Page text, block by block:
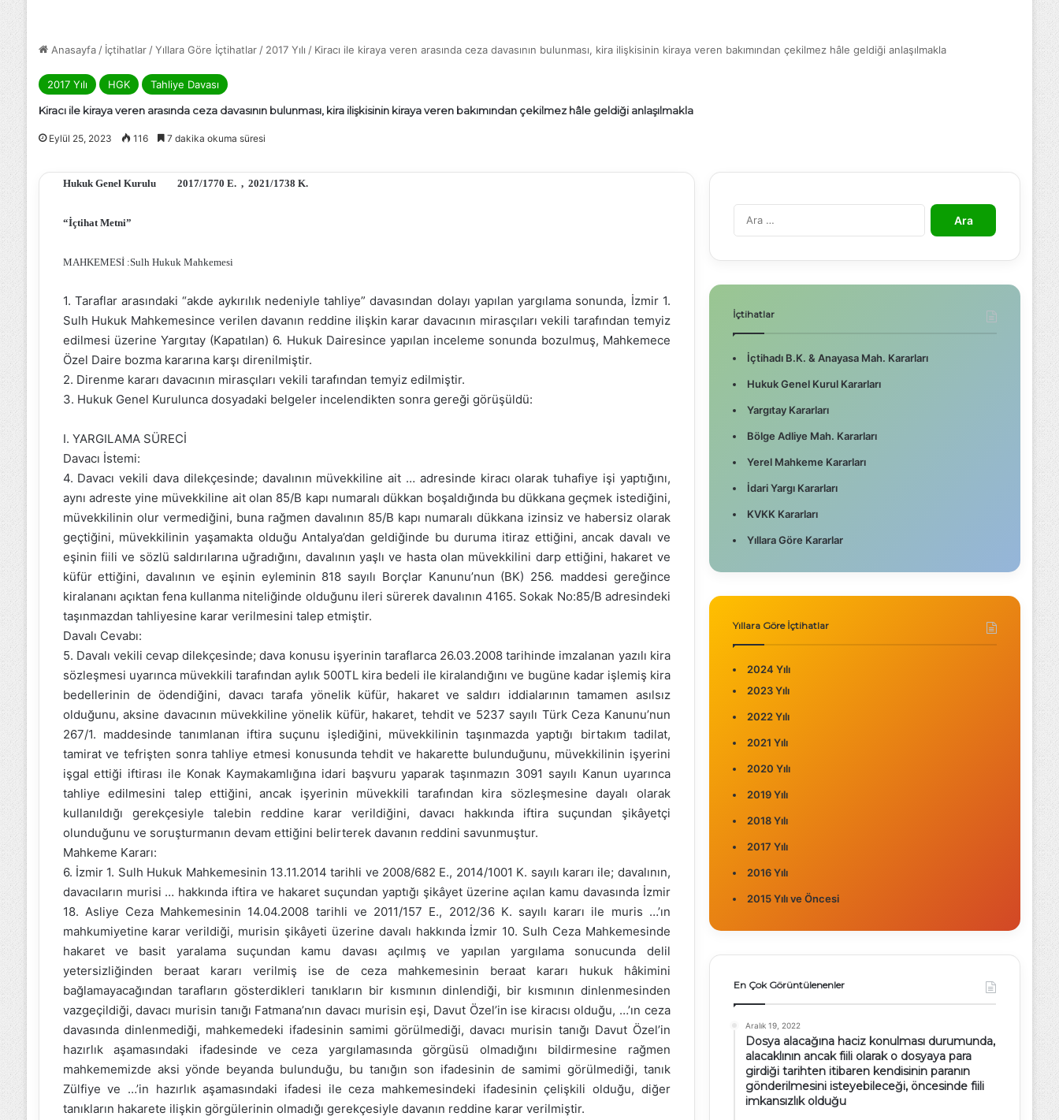
Anasayfa / İçtihatlar / Yıllara Göre İçtihatlar / 2017 Yılı / Kiracı ile kiraya veren arasında ceza davasının bulunması, kira ilişkisinin kiraya veren bakımından çekilmez hâle geldiği anlaşılmakla
2017 Yılı HGK Tahliye Davası
Kiracı ile kiraya veren arasında ceza davasının bulunması, kira ilişkisinin kiraya veren bakımından çekilmez hâle geldiği anlaşılmakla
Eylül 25, 2023 116 7 dakika okuma süresi
Hukuk Genel Kurulu 2017/1770 E. , 2021/1738 K.
“İçtihat Metni”
MAHKEMESİ :Sulh Hukuk Mahkemesi
1. Taraflar arasındaki “akde aykırılık nedeniyle tahliye” davasından dolayı yapılan yargılama sonunda, İzmir 1.
Sulh Hukuk Mahkemesince verilen davanın reddine ilişkin karar davacının mirasçıları vekili tarafından temyiz
edilmesi üzerine Yargıtay (Kapatılan) 6. Hukuk Dairesince yapılan inceleme sonunda bozulmuş, Mahkemece
Özel Daire bozma kararına karşı direnilmiştir.
2. Direnme kararı davacının mirasçıları vekili tarafından temyiz edilmiştir.
3. Hukuk Genel Kurulunca dosyadaki belgeler incelendikten sonra gereği görüşüldü:
I. YARGILAMA SÜRECİ
Davacı İstemi:
4. Davacı vekili dava dilekçesinde; davalının müvekkiline ait … adresinde kiracı olarak tuhafiye işi yaptığını,
aynı adreste yine müvekkiline ait olan 85/B kapı numaralı dükkan boşaldığında bu dükkana geçmek istediğini,
müvekkilinin olur vermediğini, buna rağmen davalının 85/B kapı numaralı dükkana izinsiz ve habersiz olarak
geçtiğini, müvekkilinin yaşamakta olduğu Antalya’dan geldiğinde bu duruma itiraz ettiğini, ancak davalı ve
eşinin fiili ve sözlü saldırılarına uğradığını, davalının yaşlı ve hasta olan müvekkilini darp ettiğini, hakaret ve
küfür ettiğini, davalının ve eşinin eyleminin 818 sayılı Borçlar Kanunu’nun (BK) 256. maddesi gereğince
kiralananı açıktan fena kullanma niteliğinde olduğunu ileri sürerek davalının 4165. Sokak No:85/B adresindeki
taşınmazdan tahliyesine karar verilmesini talep etmiştir.
Davalı Cevabı:
5. Davalı vekili cevap dilekçesinde; dava konusu işyerinin taraflarca 26.03.2008 tarihinde imzalanan yazılı kira
sözleşmesi uyarınca müvekkili tarafından aylık 500TL kira bedeli ile kiralandığını ve bugüne kadar işlemiş kira
bedellerinin de ödendiğini, davacı tarafa yönelik küfür, hakaret ve saldırı iddialarının tamamen asılsız
olduğunu, aksine davacının müvekkiline yönelik küfür, hakaret, tehdit ve 5237 sayılı Türk Ceza Kanunu’nun
267/1. maddesinde tanımlanan iftira suçunu işlediğini, müvekkilinin taşınmazda yaptığı birtakım tadilat,
tamirat ve tefrişten sonra tahliye etmesi konusunda tehdit ve hakarette bulunduğunu, müvekkilinin işyerini
işgal ettiği iftirası ile Konak Kaymakamlığına idari başvuru yaparak taşınmazın 3091 sayılı Kanun uyarınca
tahliye edilmesini talep ettiğini, ancak işyerinin müvekkili tarafından kira sözleşmesine dayalı olarak
kullanıldığı gerekçesiyle talebin reddine karar verildiğini, davacı hakkında iftira suçundan şikâyetçi
olunduğunu ve soruşturmanın devam ettiğini belirterek davanın reddini savunmuştur.
Mahkeme Kararı:
6. İzmir 1. Sulh Hukuk Mahkemesinin 13.11.2014 tarihli ve 2008/682 E., 2014/1001 K. sayılı kararı ile; davalının,
davacıların murisi … hakkında iftira ve hakaret suçundan yaptığı şikâyet üzerine açılan kamu davasında İzmir
18. Asliye Ceza Mahkemesinin 14.04.2008 tarihli ve 2011/157 E., 2012/36 K. sayılı kararı ile muris …’ın
mahkumiyetine karar verildiği, murisin şikâyeti üzerine davalı hakkında İzmir 10. Sulh Ceza Mahkemesinde
hakaret ve basit yaralama suçundan kamu davası açılmış ve yapılan yargılama sonucunda delil
yetersizliğinden beraat kararı verilmiş ise de ceza mahkemesinin beraat kararı hukuk hâkimini
bağlamayacağından tarafların gösterdikleri tanıkların bir kısmının dinlendiği, bir kısmının dinlenmesinden
vazgeçildiği, davacı murisin tanığı Fatmana’nın davacı murisin eşi, Davut Özel’in ise kiracısı olduğu, …’ın ceza
davasında dinlenmediği, mahkemedeki ifadesinin samimi görülmediği, davacı murisin tanığı Davut Özel’in
hazırlık aşamasındaki ifadesinde ve ceza yargılamasında görgüsü olmadığını bildirmesine rağmen
mahkememizde aksi yönde beyanda bulunduğu, bu tanığın son ifadesinin de samimi görülmediği, tanık
Zülfiye ve …’in hazırlık aşamasındaki ifadesi ile ceza mahkemesindeki ifadesinin çelişkili olduğu, diğer
tanıkların hakarete ilişkin görgülerinin olmadığı gerekçesiyle davanın reddine karar verilmiştir.
A
m
İçtihatlar
İçtihadı B.K. & Anayasa Mah. Kararları
Hukuk Genel Kurul Kararları
Yargıtay Kararları
Bölge Adliye Mah. Kararları
Yerel Mahkeme Kararları
İdari Yargı Kararları
KVKK Kararları
Yıllara Göre Kararlar
Yıllara Göre İçtihatlar
2024 Yılı
2023 Yılı
2022 Yılı
2021 Yılı
2020 Yılı
2019 Yılı
2018 Yılı
2017 Yılı
2016 Yılı
2015 Yılı ve Öncesi
En Çok Görüntülenenler
Aralık 19, 2022
Dosya alacağına haciz konulması durumunda,
alacaklının ancak fiili olarak o dosyaya para
girdiği tarihten itibaren kendisinin paranın
gönderilmesini isteyebileceği, öncesinde fiili
imkansızlık olduğu